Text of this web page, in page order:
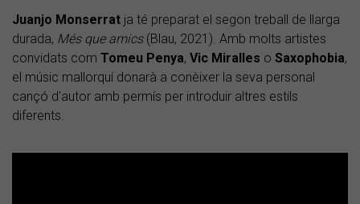
Juanjo Monserrat ja té preparat el segon treball de llarga
durada, Més que amics(Blau, 2021). Amb molts artistes
convidats com Tomeu Penya, Vic Miralles o Saxophobia,
el músic mallorquí donarà a conèixer la seva personal
cançó d'autor amb permís per introduir altres estils
diferents.